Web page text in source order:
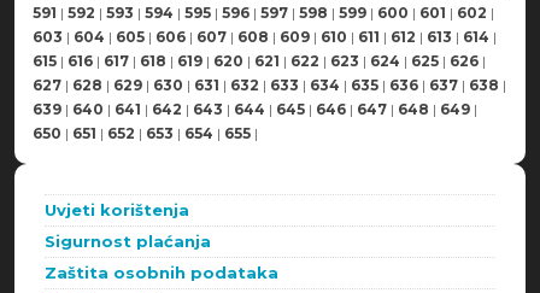
591 | 592 | 593 | 594 | 595 | 596 | 597 | 598 | 599 | 600 | 601 | 602 |
603 | 604 | 605 | 606 | 607 | 608 | 609 | 610 | 611 | 612 | 613 | 614 |
615 | 616 | 617 | 618 | 619 | 620 | 621 | 622 | 623 | 624 | 625 | 626 |
627 | 628 | 629 | 630 | 631 | 632 | 633 | 634 | 635 | 636 | 637 | 638 |
639 | 640 | 641 | 642 | 643 | 644 | 645 | 646 | 647 | 648 | 649 |
650 | 651 | 652 | 653 | 654 | 655 |
Uvjeti korištenja
Sigurnost plaćanja
Zaštita osobnih podataka